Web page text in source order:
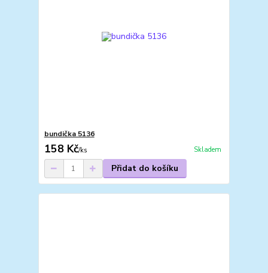
bundička 5136
158 Kč/ks Skladem
Přidat do košíku